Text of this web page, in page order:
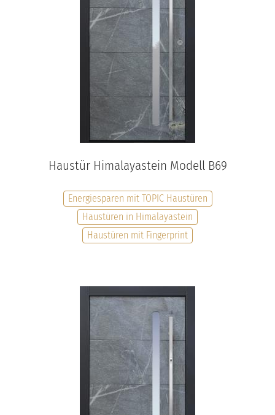
Haustür Himalayastein Modell B69
Energiesparen mit TOPIC Haustüren
Haustüren in Himalayastein
Haustüren mit Fingerprint